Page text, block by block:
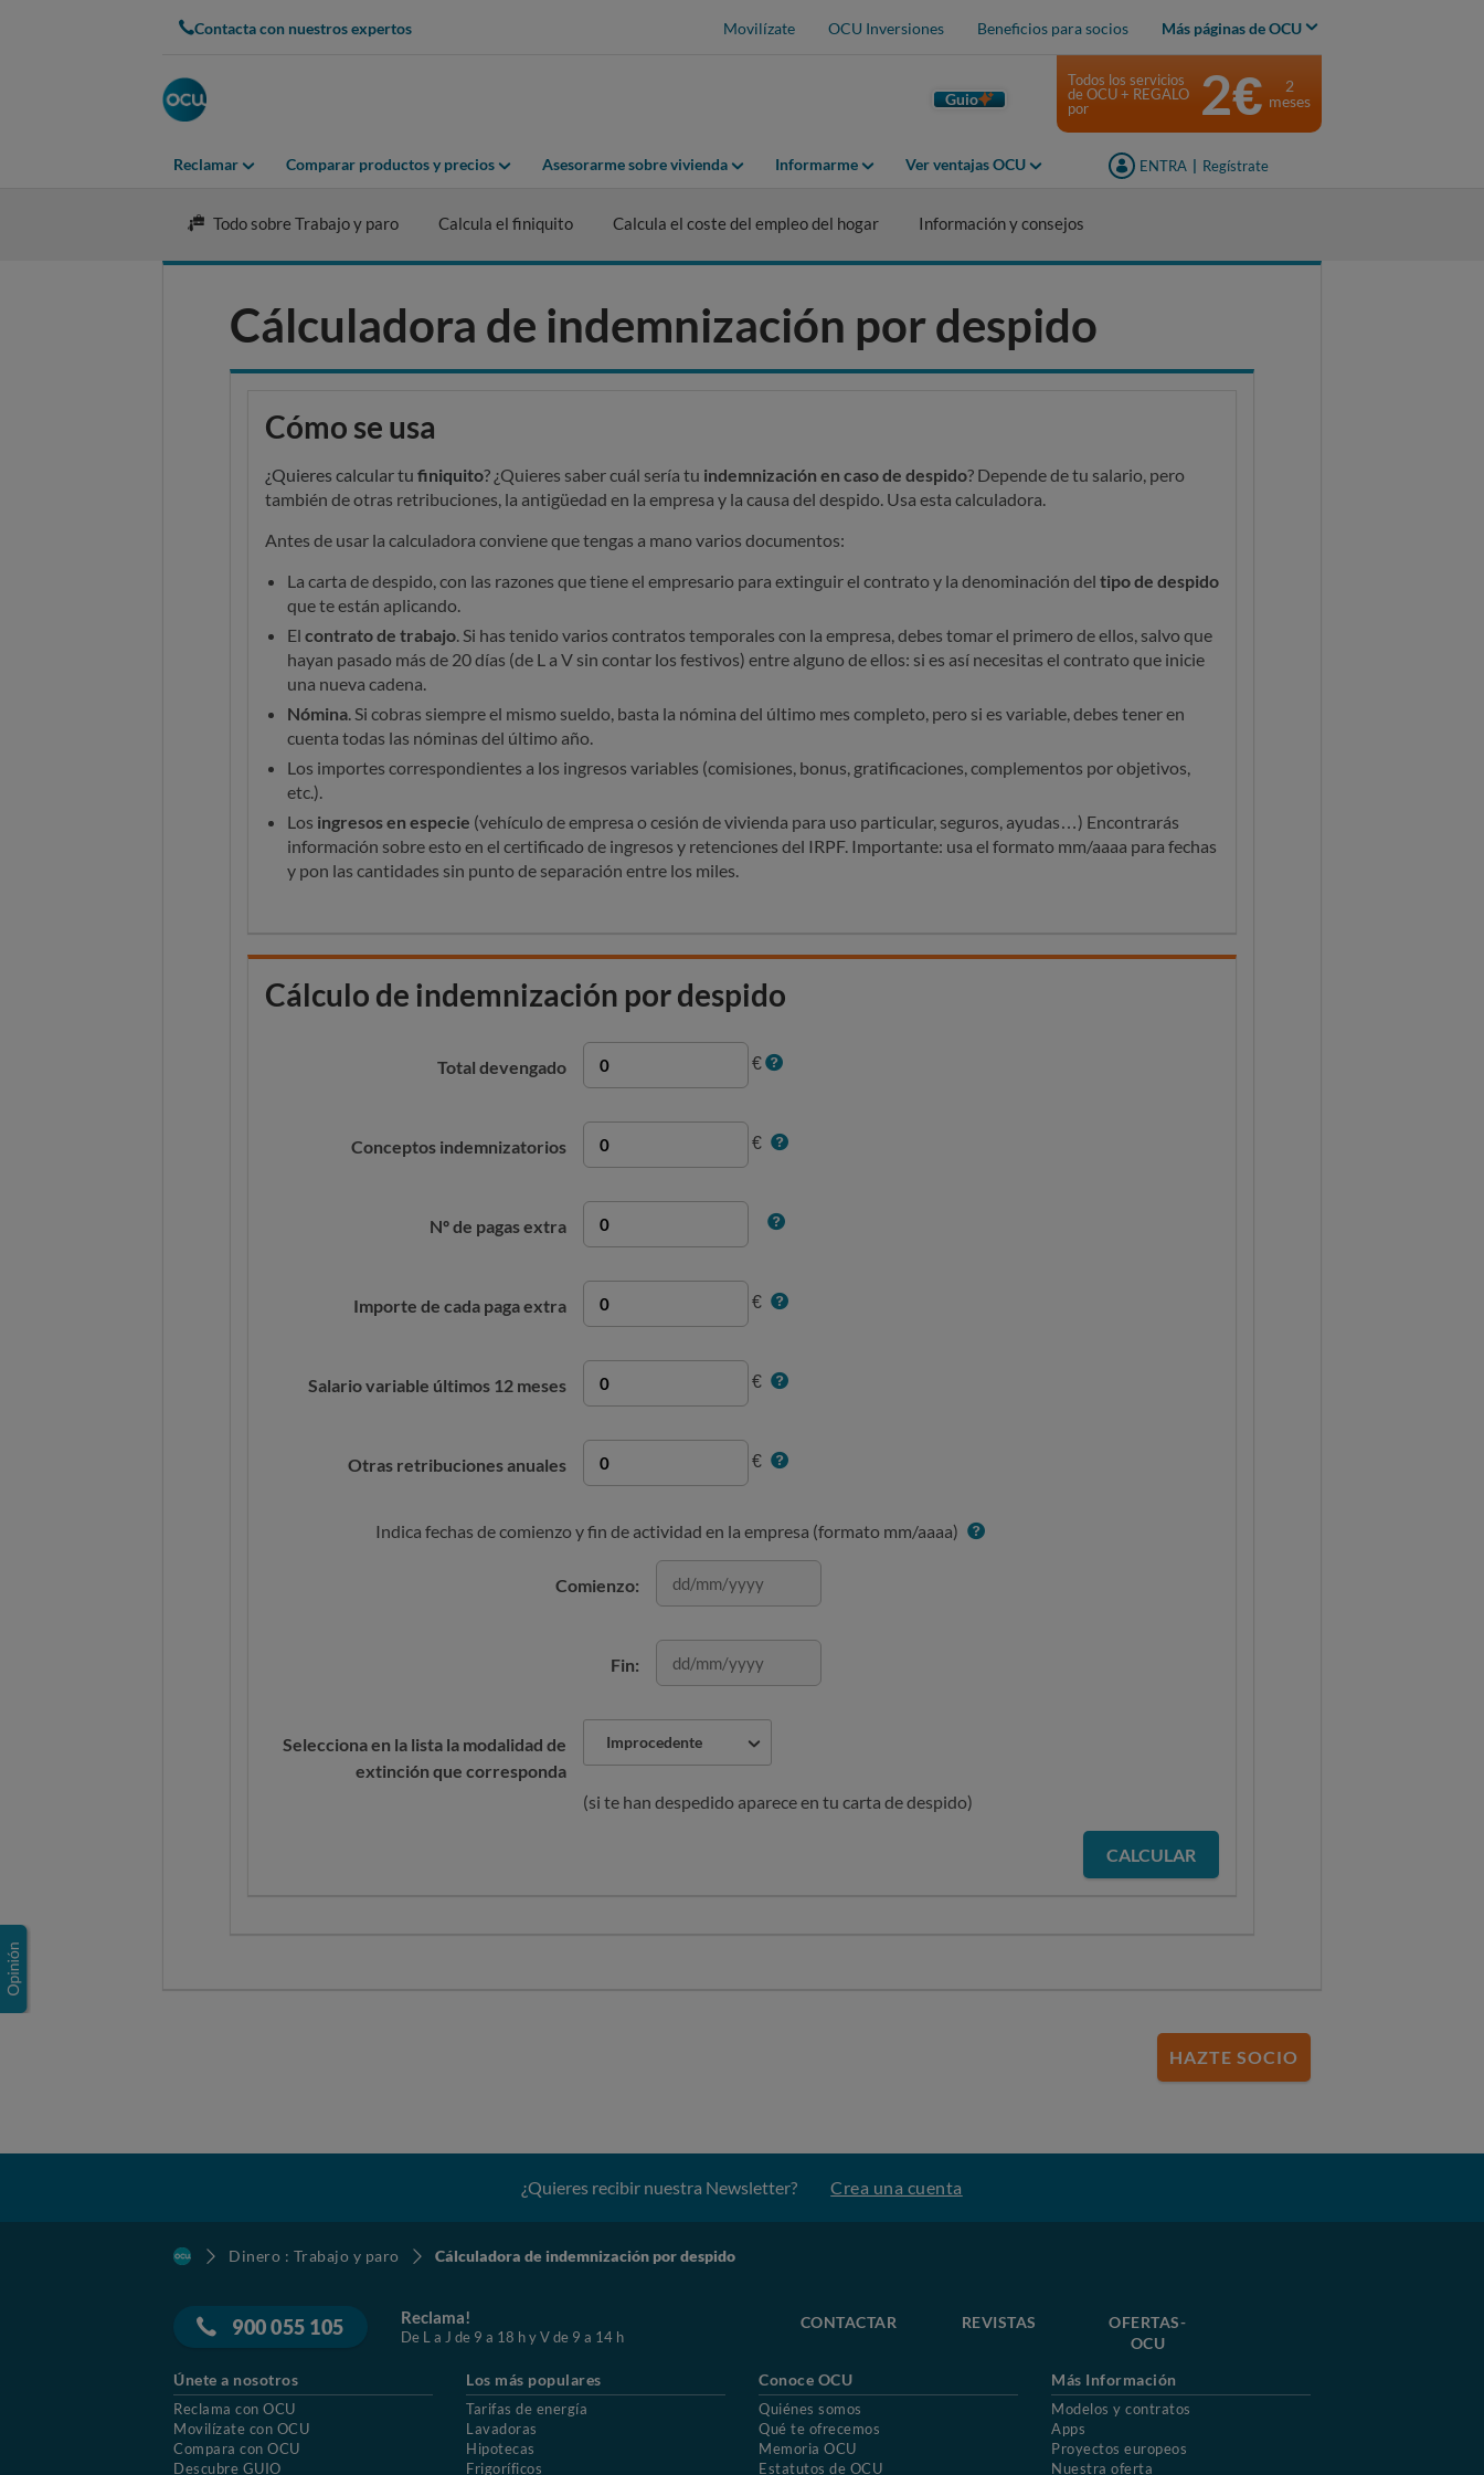
Contacta con nuestros expertos Movilízate OCU Inversiones Beneficios para socios Más páginas de OCU
Guio
Reclamar Comparar productos y precios Asesorarme sobre vivienda Informarme Ver ventajas OCU ENTRA Regístrate
Todos los servicios
de OCU + REGALO
por
2€
2
meses
Todo sobre Trabajo y paro Calcula el finiquito Calcula el coste del empleo del hogar Información y consejos
Cálculadora de indemnización por despido
Cómo se usa
¿Quieres calcular tu finiquito? ¿Quieres saber cuál sería tu indemnización en caso de despido? Depende de tu salario, pero
también de otras retribuciones, la antigüedad en la empresa y la causa del despido. Usa esta calculadora.
Antes de usar la calculadora conviene que tengas a mano varios documentos:
La carta de despido, con las razones que tiene el empresario para extinguir el contrato y la denominación del tipo de despido
que te están aplicando.
El contrato de trabajo. Si has tenido varios contratos temporales con la empresa, debes tomar el primero de ellos, salvo que
hayan pasado más de 20 días (de L a V sin contar los festivos) entre alguno de ellos: si es así necesitas el contrato que inicie
una nueva cadena.
Nómina. Si cobras siempre el mismo sueldo, basta la nómina del último mes completo, pero si es variable, debes tener en
cuenta todas las nóminas del último año.
Los importes correspondientes a los ingresos variables (comisiones, bonus, gratificaciones, complementos por objetivos,
etc.).
Los ingresos en especie (vehículo de empresa o cesión de vivienda para uso particular, seguros, ayudas…) Encontrarás
información sobre esto en el certificado de ingresos y retenciones del IRPF. Importante: usa el formato mm/aaaa para fechas
y pon las cantidades sin punto de separación entre los miles.
Cálculo de indemnización por despido
Total devengado €
Conceptos indemnizatorios €
Nº de pagas extra
Importe de cada paga extra €
Salario variable últimos 12 meses €
Otras retribuciones anuales €
Indica fechas de comienzo y fin de actividad en la empresa (formato mm/aaaa)
Comienzo:
Fin:
Selecciona en la lista la modalidad de
extinción que corresponda
Improcedente
(si te han despedido aparece en tu carta de despido)
HAZTE SOCIO
¿Quieres recibir nuestra Newsletter? Crea una cuenta
Dinero : Trabajo y paro Cálculadora de indemnización por despido
900 055 105 Reclama!
De L a J de 9 a 18 h y V de 9 a 14 h
CONTACTAR REVISTAS
OFERTAS-
OCU
Únete a nosotros
Reclama con OCU
Movilízate con OCU
Compara con OCU
Descubre GUIO
Los más populares
Tarifas de energía
Lavadoras
Hipotecas
Frigoríficos
Conoce OCU
Quiénes somos
Qué te ofrecemos
Memoria OCU
Estatutos de OCU
Más Información
Modelos y contratos
Apps
Proyectos europeos
Nuestra oferta